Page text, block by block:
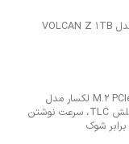
اس اس دی اینترنال تیم گروپ مدل VOLCAN Z 1TB
حافظه SSD اینترنال M.2 PCIe Gen3 x4 لکسار مدل
NM620 ظرفیت 2TB با حافظه فلش TLC، سرعت نوشتن